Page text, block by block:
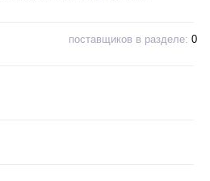
поставщиков в разделе: 0